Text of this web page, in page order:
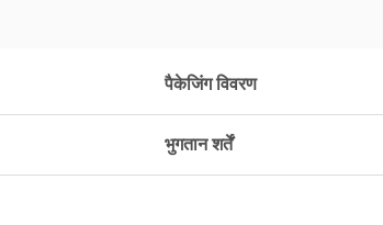
पैकेजिंग विवरण
भुगतान शर्तें